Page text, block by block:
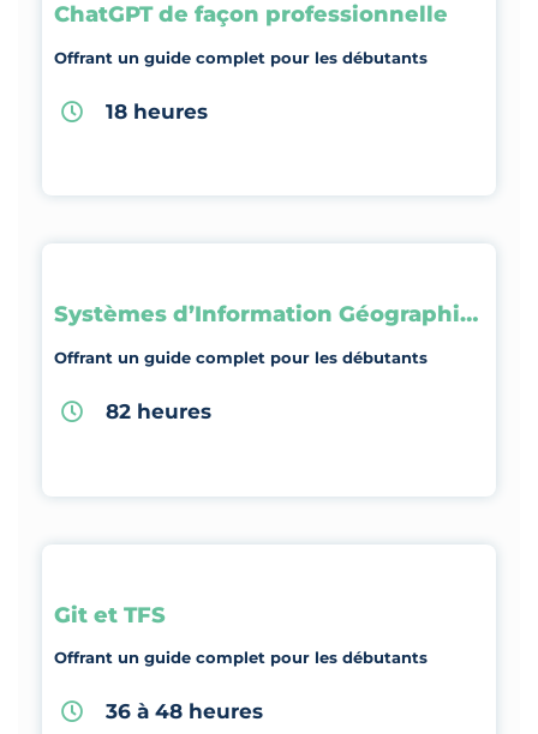
ChatGPT de façon professionnelle
Offrant un guide complet pour les débutants
18 heures
Systèmes d’Information Géographique
Offrant un guide complet pour les débutants
82 heures
Git et TFS
Offrant un guide complet pour les débutants
36 à 48 heures